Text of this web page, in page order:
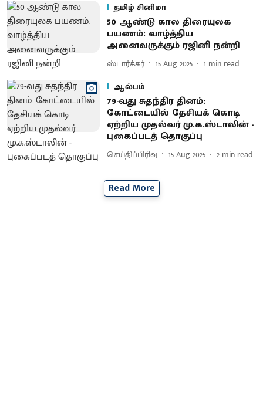
தமிழ் சினிமா
50 ஆண்டு கால திரையுலக
பயணம்: வாழ்த்திய
அனைவருக்கும் ரஜினி நன்றி
ஸ்டார்க்கர் 15 Aug 2025 1 min read
ஆல்பம்
79-வது சுதந்திர தினம்:
கோட்டையில் தேசியக் கொடி
ஏற்றிய முதல்வர் மு.க.ஸ்டாலின் -
புகைப்படத் தொகுப்பு
செய்திப்பிரிவு 15 Aug 2025 2 min read
Read More